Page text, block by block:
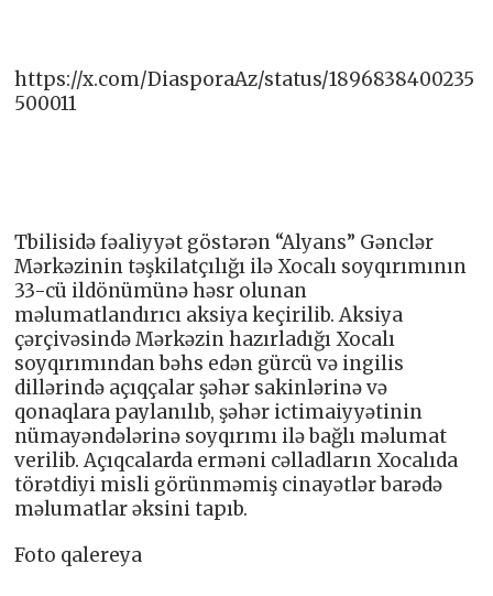
https://x.com/DiasporaAz/status/1896838400235
500011
Tbilisidə fəaliyyət göstərən “Alyans” Gənclər
Mərkəzinin təşkilatçılığı ilə Xocalı soyqırımının
33-cü ildönümünə həsr olunan
məlumatlandırıcı aksiya keçirilib. Aksiya
çərçivəsində Mərkəzin hazırladığı Xocalı
soyqırımından bəhs edən gürcü və ingilis
dillərində açıqçalar şəhər sakinlərinə və
qonaqlara paylanılıb, şəhər ictimaiyyətinin
nümayəndələrinə soyqırımı ilə bağlı məlumat
verilib. Açıqcalarda erməni cəlladların Xocalıda
törətdiyi misli görünməmiş cinayətlər barədə
məlumatlar əksini tapıb.
Foto qalereya